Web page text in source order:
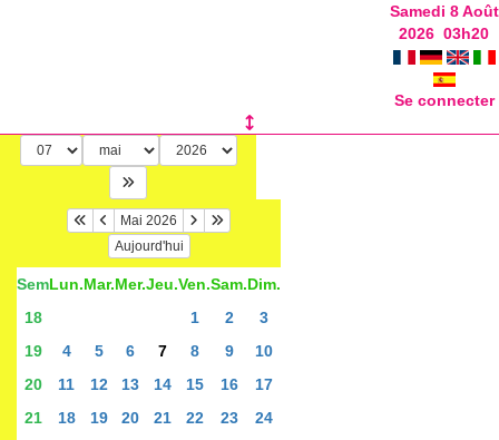
Samedi 8 Août
2026 03h20
Se connecter
Mai 2026
Aujourd'hui
SemLun.Mar.Mer.Jeu.Ven.Sam.Dim.
18
1 2
3
19
4 5 6 7 8 9
10
20
11 12 13 14 15 16
17
21
18 19 20 21 22 23
24